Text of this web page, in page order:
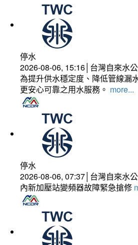
停水
2026-08-06, 15:16│台灣自來水
為提升供水穩定度、降低管線漏
更安心可靠之用水服務。 more...
停水
2026-08-06, 07:37│台灣自來水
內新加壓站變頻器故障緊急搶修